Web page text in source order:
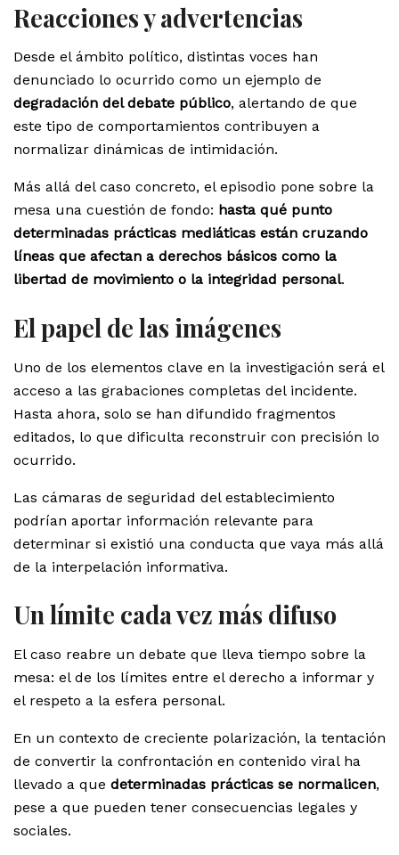
Reacciones y advertencias
Desde el ámbito político, distintas voces han
denunciado lo ocurrido como un ejemplo de
degradación del debate público, alertando de que
este tipo de comportamientos contribuyen a
normalizar dinámicas de intimidación.
Más allá del caso concreto, el episodio pone sobre la
mesa una cuestión de fondo: hasta qué punto
determinadas prácticas mediáticas están cruzando
líneas que afectan a derechos básicos como la
libertad de movimiento o la integridad personal.
El papel de las imágenes
Uno de los elementos clave en la investigación será el
acceso a las grabaciones completas del incidente.
Hasta ahora, solo se han difundido fragmentos
editados, lo que dificulta reconstruir con precisión lo
ocurrido.
Las cámaras de seguridad del establecimiento
podrían aportar información relevante para
determinar si existió una conducta que vaya más allá
de la interpelación informativa.
Un límite cada vez más difuso
El caso reabre un debate que lleva tiempo sobre la
mesa: el de los límites entre el derecho a informar y
el respeto a la esfera personal.
En un contexto de creciente polarización, la tentación
de convertir la confrontación en contenido viral ha
llevado a que determinadas prácticas se normalicen,
pese a que pueden tener consecuencias legales y
sociales.